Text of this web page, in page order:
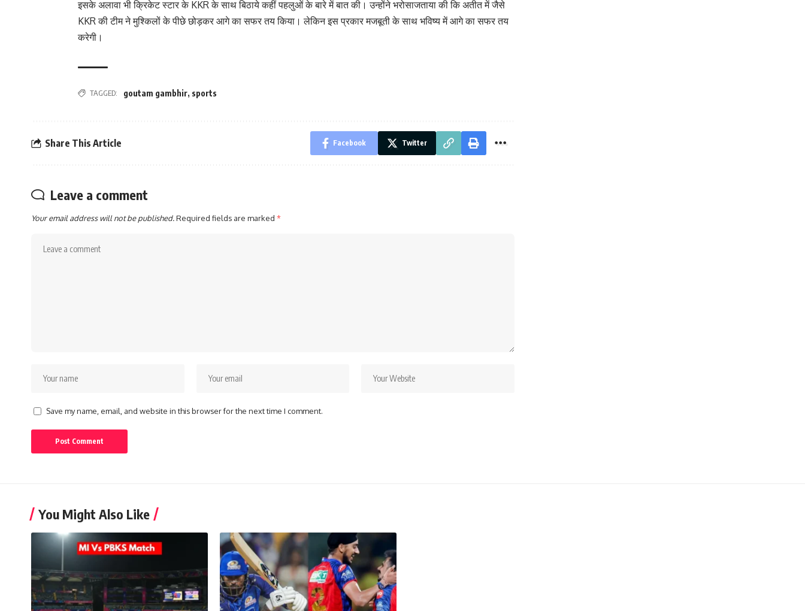
इसके अलावा भी क्रिकेट स्टार के KKR के साथ बिठाये कहीं पहलुओं के बारे में बात की। उन्होंने भरोसाजताया की कि अतीत में जैसे
KKR की टीम ने मुश्किलों के पीछे छोड़कर आगे का सफर तय किया। लेकिन इस प्रकार मजबूती के साथ भविष्य में आगे का सफर तय
करेगी।
TAGGED: goutam gambhir, sports
Share This Article Facebook Twitter
Leave a comment
Your email address will not be published.Required fields are marked *
Save my name, email, and website in this browser for the next time I comment.
You Might Also Like